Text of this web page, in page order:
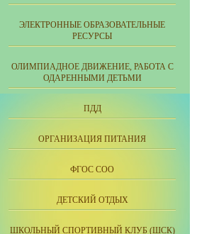
ЭЛЕКТРОННЫЕ ОБРАЗОВАТЕЛЬНЫЕ
РЕСУРСЫ
ОЛИМПИАДНОЕ ДВИЖЕНИЕ, РАБОТА С
ОДАРЕННЫМИ ДЕТЬМИ
ПДД
ОРГАНИЗАЦИЯ ПИТАНИЯ
ФГОС СОО
ДЕТСКИЙ ОТДЫХ
ШКОЛЬНЫЙ СПОРТИВНЫЙ КЛУБ (ШСК)